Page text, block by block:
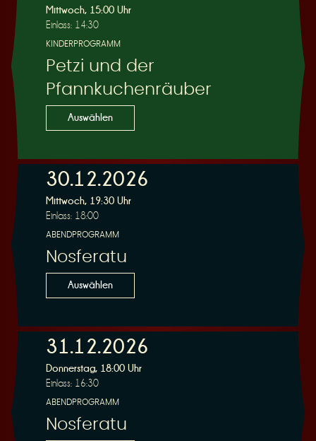
Mittwoch, 15:00 Uhr
Einlass: 14:30
KINDERPROGRAMM
Petzi und der
Pfannkuchenräuber
Auswählen
30.12.2026
Mittwoch, 19:30 Uhr
Einlass: 18:00
ABENDPROGRAMM
Nosferatu
Auswählen
31.12.2026
Donnerstag, 18:00 Uhr
Einlass: 16:30
ABENDPROGRAMM
Nosferatu